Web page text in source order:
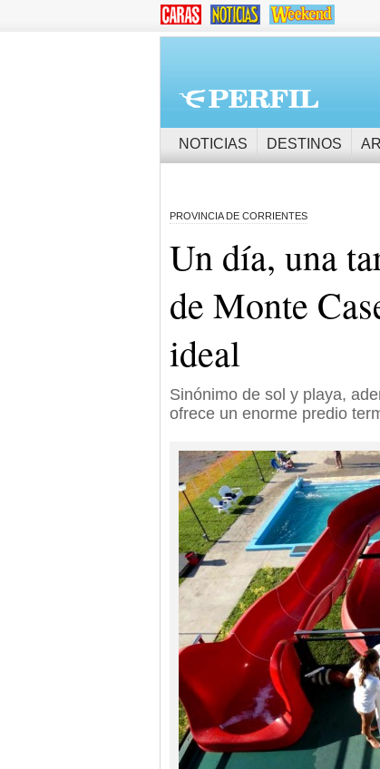
NOTICIAS DESTINOS
PROVINCIA DE CORRIENTES
Un día, una
de Monte
ideal
Sinónimo de sol y playa,
ofrece un enorme predio